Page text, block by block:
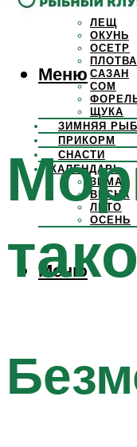
ЛЕЩ
ОКУНЬ
ОСЕТР
ПЛОТВА
САЗАН
СОМ
ЩУКА
ЗИМНЯЯ
ПРИКОРМ
СНАСТИ
КАЛЕНДАРЬ
ЗИМА
ВЕСНА
ЛЕТО
ОСЕНЬ
Меню
Меню